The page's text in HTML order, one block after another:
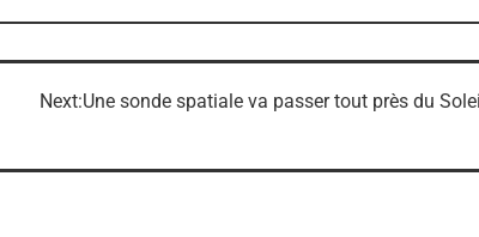
Next:Une sonde spatiale va passer tout près du